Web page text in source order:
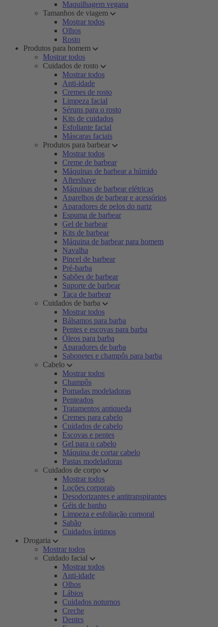
Maquilhagem vegana
Tamanhos de viagem
Mostrar todos
Olhos
Rosto
Produtos para homem
Mostrar todos
Cuidados de rosto
Mostrar todos
Anti-idade
Cremes de rosto
Limpeza facial
Séruns para o rosto
Kits de cuidados
Esfoliante facial
Máscaras faciais
Produtos para barbear
Mostrar todos
Creme de barbear
Máquinas de barbear a húmido
Aftershave
Máquinas de barbear elétricas
Aparelhos de barbear e acessórios
Aparadores de pelos do nariz
Espuma de barbear
Gel de barbear
Kits de barbear
Máquina de barbear para homem
Navalha
Pincel de barbear
Pré-barba
Sabões de barbear
Suporte de barbear
Taça de barbear
Cuidados de barba
Mostrar todos
Bálsamos para barba
Pentes e escovas para barba
Óleos para barba
Aparadores de barba
Sabonetes e champôs para barba
Cabelo
Mostrar todos
Champôs
Pomadas modeladoras
Penteados
Tratamentos antiqueda
Cremes para cabelo
Cuidados de cabelo
Escovas e pentes
Gel para o cabelo
Máquina de cortar cabelo
Pastas modeladoras
Cuidados de corpo
Mostrar todos
Loções corporais
Desodorizantes e antitranspirantes
Géis de banho
Limpeza e esfoliação corporal
Sabão
Cuidados íntimos
Drogaria
Mostrar todos
Cuidado facial
Mostrar todos
Anti-idade
Olhos
Lábios
Cuidados noturnos
Creche
Dentes